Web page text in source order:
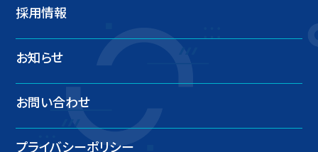
採用情報
お知らせ
お問い合わせ
プライバシーポリシー